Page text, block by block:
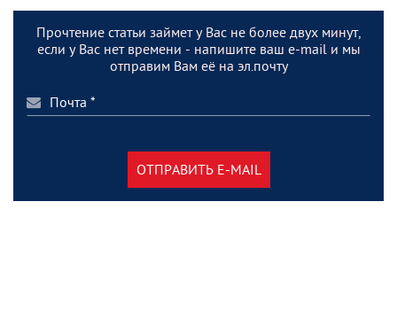
Прочтение статьи займет у Вас не более двух минут,
если у Вас нет времени - напишите ваш e-mail и мы
отправим Вам её на эл.почту
ОТПРАВИТЬ E-MAIL